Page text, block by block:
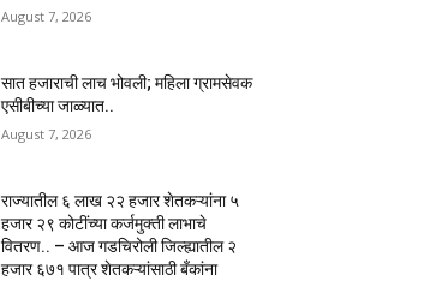
August 7, 2026
सात हजाराची लाच भोवली; महिला ग्रामसेवक
एसीबीच्या जाळ्यात..
August 7, 2026
राज्यातील ६ लाख २२ हजार शेतकऱ्यांना ५
हजार २९ कोटींच्या कर्जमुक्ती लाभाचे
वितरण.. – आज गडचिरोली जिल्ह्यातील २
हजार ६७१ पात्र शेतकऱ्यांसाठी बँकांना